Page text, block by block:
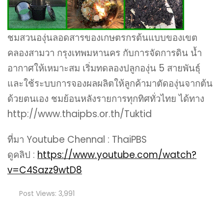
ชมสวนองุ่นลอดสารของเกษตรกรต้นแบบของเขต
คลองสามวา กรุงเทพมหานคร กับการจัดการดิน น้ำ
อากาศให้เหมาะสม เริ่มทดลองปลูกองุ่น 5 สายพันธุ์
และใช้ระบบการจองผลผลิตให้ลูกค้ามาตัดองุ่นจากต้น
ด้วยตนเอง ชมย้อนหลังรายการทุกทิศทั่วไทย ได้ทาง
http://www.thaipbs.or.th/Tuktid
ที่มา Youtube Chennal : ThaiPBS
ดูคลิป : https://www.youtube.com/watch?
v=C4Sazz9wtD8
Post Views: 3,991